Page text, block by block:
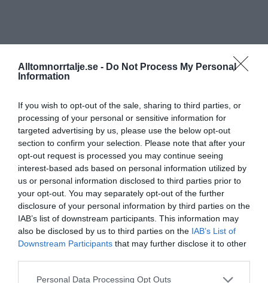
Alltomnorrtalje.se - Do Not Process My Personal
Information
If you wish to opt-out of the sale, sharing to third parties, or
processing of your personal or sensitive information for
targeted advertising by us, please use the below opt-out
section to confirm your selection. Please note that after your
opt-out request is processed you may continue seeing
interest-based ads based on personal information utilized by
us or personal information disclosed to third parties prior to
your opt-out. You may separately opt-out of the further
disclosure of your personal information by third parties on the
IAB’s list of downstream participants. This information may
also be disclosed by us to third parties on the IAB’s List of
Downstream Participants that may further disclose it to other
Personal Data Processing Opt Outs